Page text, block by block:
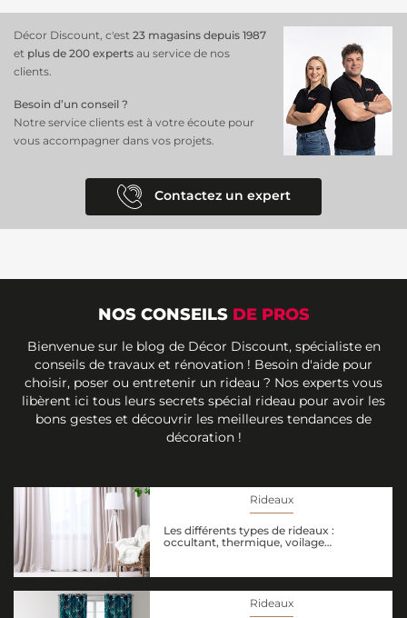
Décor Discount, c'est 23 magasins depuis 1987
et plus de 200 experts au service de nos
clients.
Besoin d’un conseil ?
Notre service clients est à votre écoute pour
vous accompagner dans vos projets.
Contactez un expert
NOS CONSEILS DE PROS
Bienvenue sur le blog de Décor Discount, spécialiste en
conseils de travaux et rénovation ! Besoin d'aide pour
choisir, poser ou entretenir un rideau ? Nos experts vous
libèrent ici tous leurs secrets spécial rideau pour avoir les
bons gestes et découvrir les meilleures tendances de
décoration !
Rideaux
Les différents types de rideaux :
occultant, thermique, voilage…
Rideaux